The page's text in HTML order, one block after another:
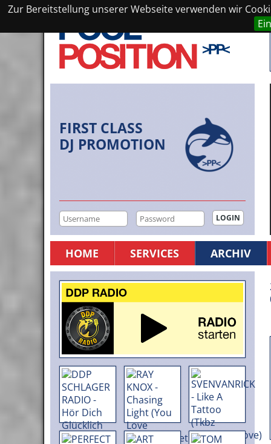
Zur Bereitstellung unserer Webseite verwenden wir
FIRST CLASS
DJ PROMOTION
HOME SERVICES ARCHIV